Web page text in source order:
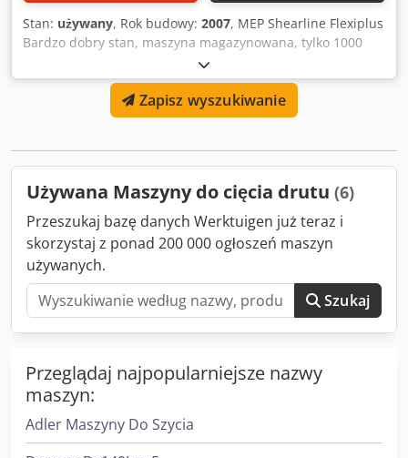
Stan: używany, Rok budowy: 2007, MEP Shearline Flexiplus
Bardzo dobry stan, maszyna magazynowana, tylko 1000
godzin pracy Rok produkcji: 2007 Dwsdpfx Ajymb T Deafea
Zakres cięcia: do 36 mm
Zapisz wyszukiwanie
Używana Maszyny do cięcia drutu (6)
Przeszukaj bazę danych Werktuigen już teraz i
skorzystaj z ponad 200 000 ogłoszeń maszyn
używanych.
Szukaj
Przeglądaj najpopularniejsze nazwy
maszyn:
Adler Maszyny Do Szycia